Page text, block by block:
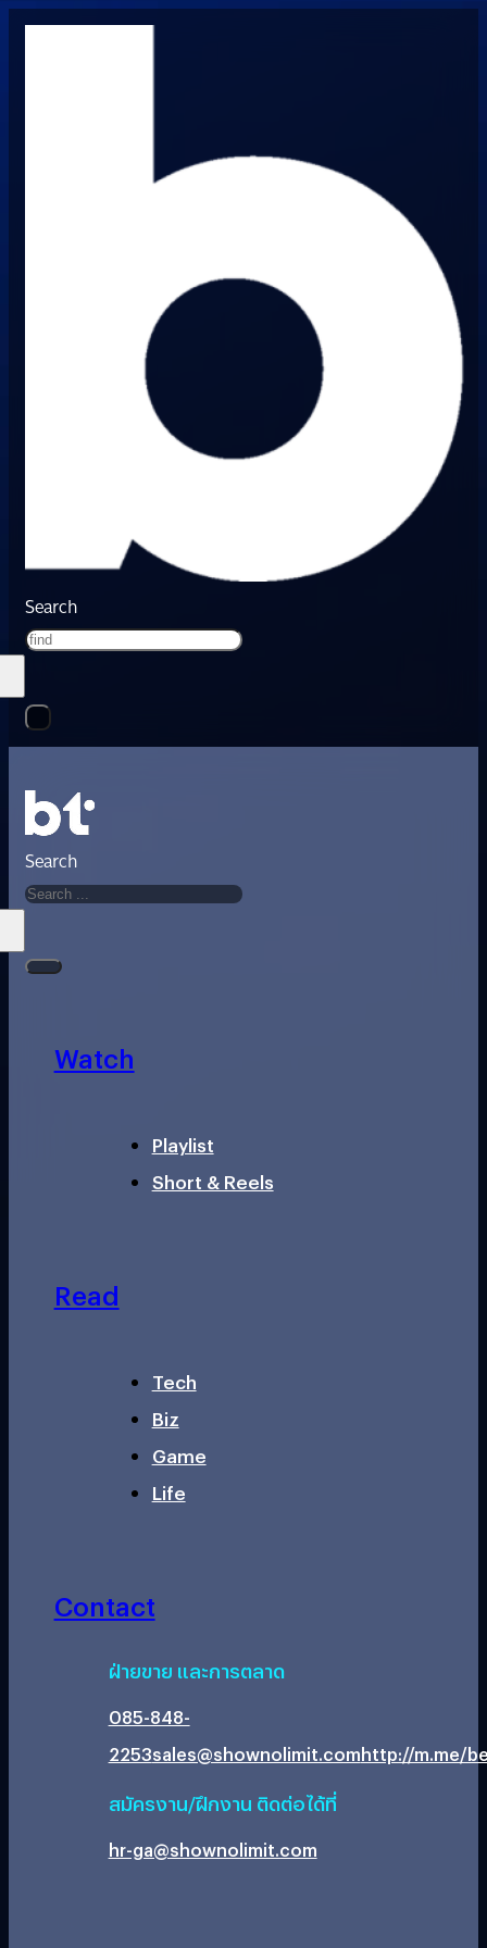
Search
Search
Watch
Playlist
Short & Reels
Read
Tech
Biz
Game
Life
Contact
ฝ่ายขาย และการตลาด
085-848-
2253sales@shownolimit.comhttp://m.me/
สมัครงาน/ฝึกงาน ติดต่อได้ที่
hr-ga@shownolimit.com